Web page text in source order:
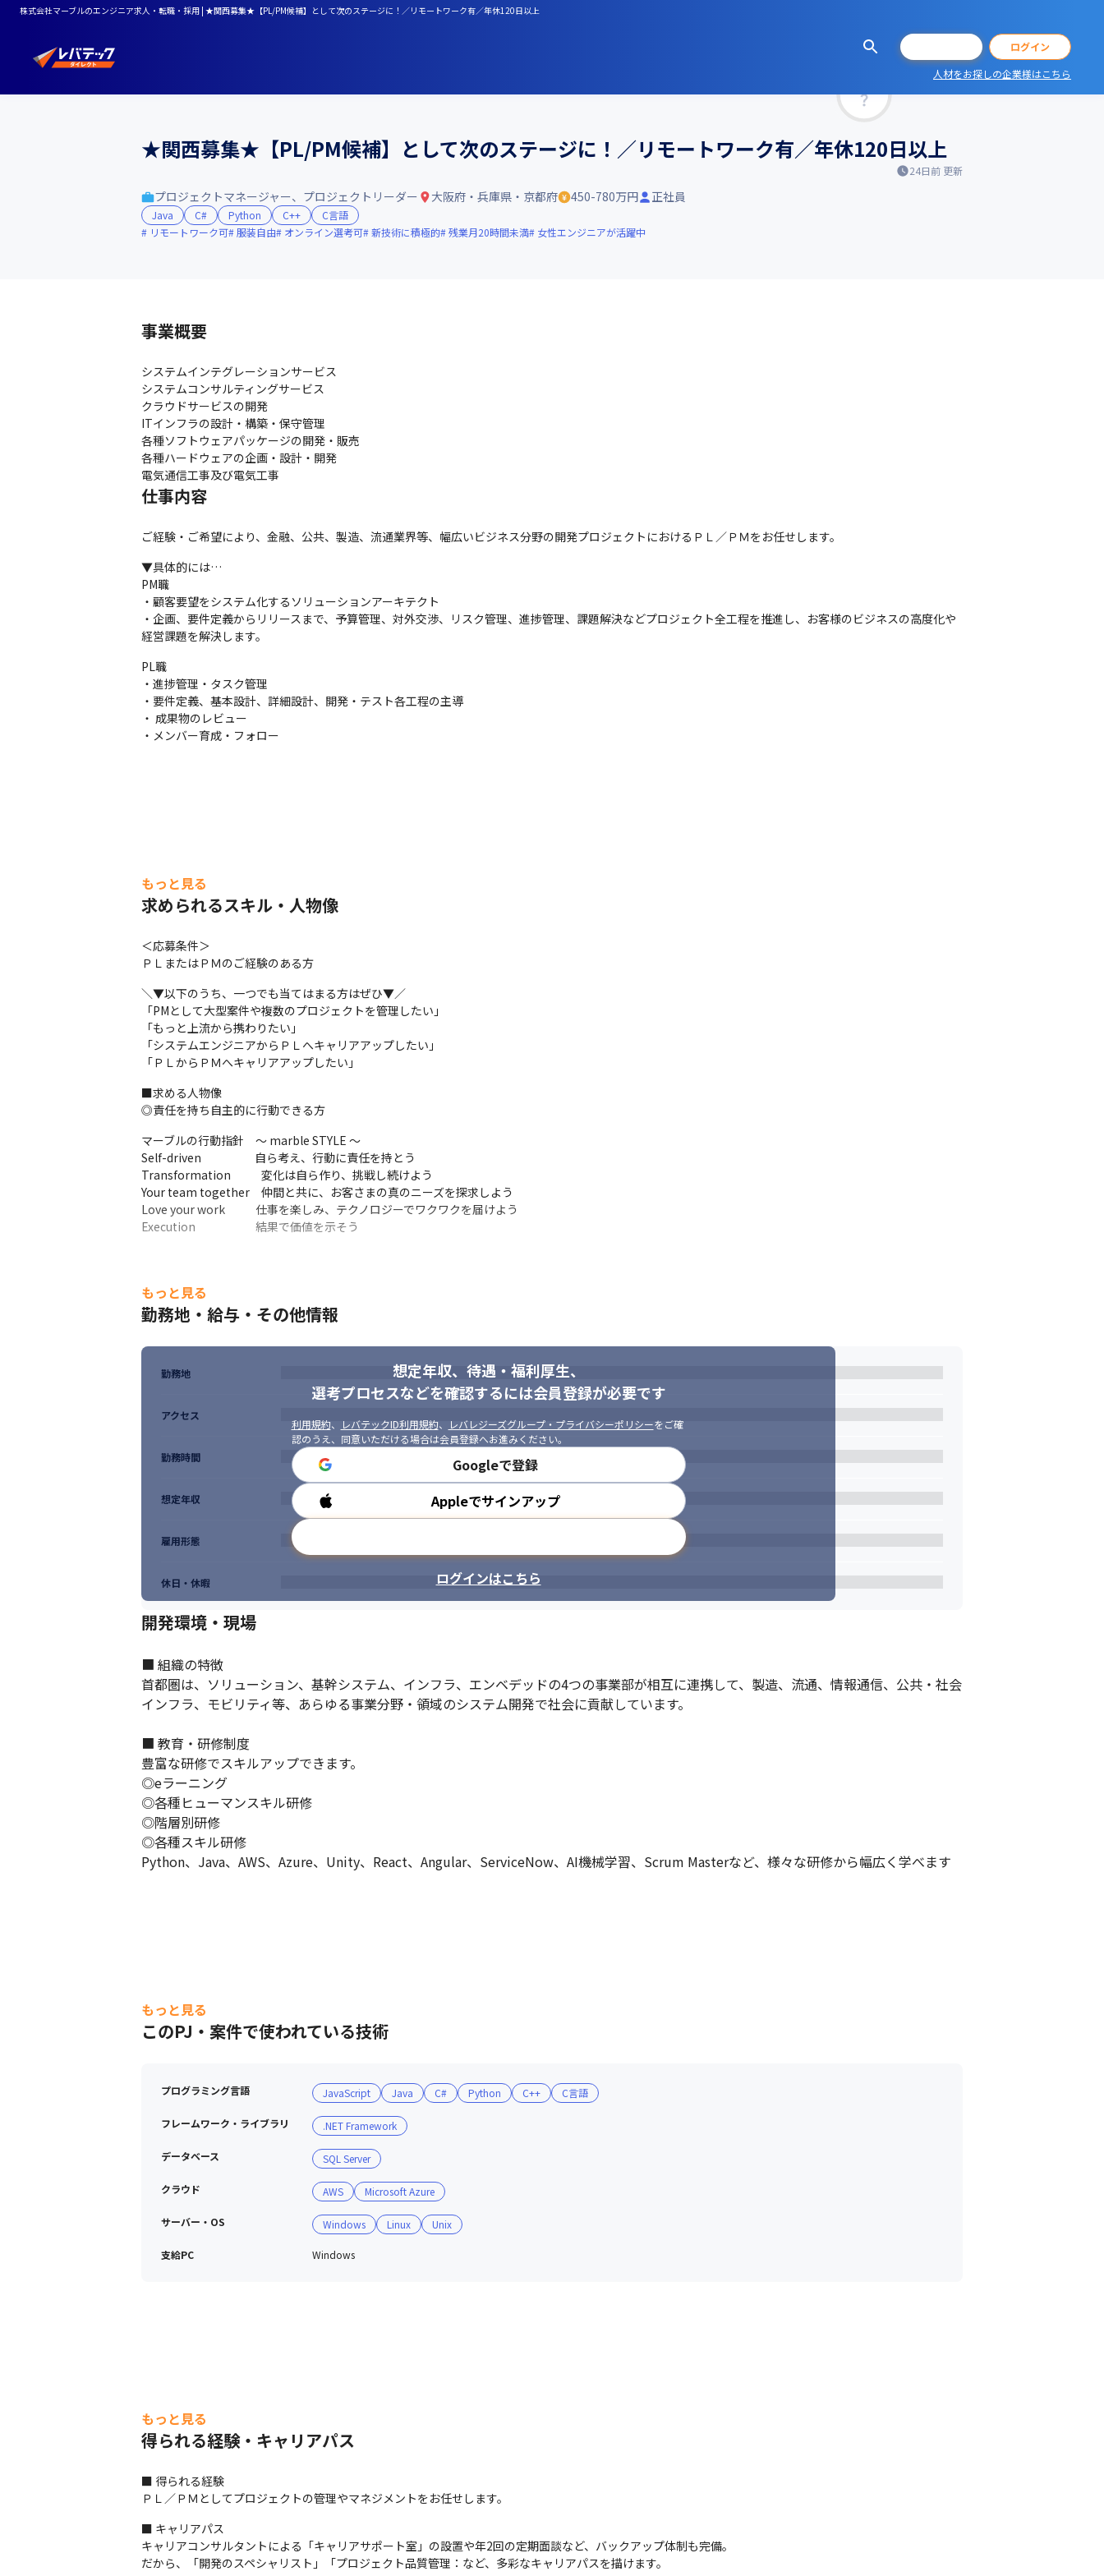
株式会社マーブルのエンジニア求人・転職・採用 | ★関西募集★【PL/PM候補】として次のステージに！／リモートワーク有／年休120日以上
ログイン
人材をお探しの企業様はこちら
★関西募集★【PL/PM候補】として次のステージに！／リモートワーク有／年休120日以上
24日前 更新
プロジェクトマネージャー、プロジェクトリーダー 大阪府・兵庫県・京都府 450-780万円 正社員
Java C# Python C++
C言語
リモートワーク可 服装自由 オンライン選考可 新技術に積極的 残業月20時間未満 女性エンジニアが活躍中
事業概要
システムインテグレーションサービス
システムコンサルティングサービス
クラウドサービスの開発
ITインフラの設計・構築・保守管理
各種ソフトウェアパッケージの開発・販売
各種ハードウェアの企画・設計・開発
電気通信工事及び電気工事
仕事内容
ご経験・ご希望により、金融、公共、製造、流通業界等、幅広いビジネス分野の開発プロジェクトにおけるＰＬ／ＰＭをお任せします。
▼具体的には…
PM職
・顧客要望をシステム化するソリューションアーキテクト
・企画、要件定義からリリースまで、予算管理、対外交渉、リスク管理、進捗管理、課題解決などプロジェクト全工程を推進し、お客様のビジネスの高度化や
経営課題を解決します。
PL職
・進捗管理・タスク管理
・要件定義、基本設計、詳細設計、開発・テスト各工程の主導
・ 成果物のレビュー
・メンバー育成・フォロー
もっと見る
求められるスキル・人物像
＜応募条件＞
ＰＬまたはＰＭのご経験のある方
＼▼以下のうち、一つでも当てはまる方はぜひ▼／
「PMとして大型案件や複数のプロジェクトを管理したい」
「もっと上流から携わりたい」
「システムエンジニアからＰＬへキャリアアップしたい」
「ＰＬからＰＭへキャリアアップしたい」
■求める人物像
◎責任を持ち自主的に行動できる方
マーブルの行動指針　～ marble STYLE ～
Self-driven　　　　   自ら考え、行動に責任を持とう
Transformation　　   変化は自ら作り、挑戦し続けよう
Your team together　仲間と共に、お客さまの真のニーズを探求しよう
Love your work　　   仕事を楽しみ、テクノロジーでワクワクを届けよう
Execution　　　　　 結果で価値を示そう
もっと見る
勤務地・給与・その他情報
想定年収、待遇・福利厚生、
選考プロセスなどを確認するには会員登録が必要です
利用規約、 レバテックID利用規約、 レバレジーズグループ・プライバシーポリシーをご確
認のうえ、同意いただける場合は会員登録へお進みください。
Googleで登録
Appleでサインアップ
ログインはこちら
勤務地
アクセス
勤務時間
想定年収
雇用形態
休日・休暇
開発環境・現場
■ 組織の特徴
首都圏は、ソリューション、基幹システム、インフラ、エンベデッドの4つの事業部が相互に連携して、製造、流通、情報通信、公共・社会
インフラ、モビリティ等、あらゆる事業分野・領域のシステム開発で社会に貢献しています。
■ 教育・研修制度
豊富な研修でスキルアップできます。
◎eラーニング
◎各種ヒューマンスキル研修
◎階層別研修
◎各種スキル研修
Python、Java、AWS、Azure、Unity、React、Angular、ServiceNow、AI機械学習、Scrum Masterなど、様々な研修から幅広く学べます
プログラミングで国を守る！
もっと見る
このPJ・案件で使われている技術
プログラミング言語 JavaScript Java C# Python C++ C言語
フレームワーク・ライブラリ .NET Framework
データベース SQL Server
クラウド AWS Microsoft Azure
サーバー・OS Windows Linux Unix
支給PC Windows
もっと見る
得られる経験・キャリアパス
■ 得られる経験
ＰＬ／ＰＭとしてプロジェクトの管理やマネジメントをお任せします。
■ キャリアパス
キャリアコンサルタントによる「キャリアサポート室」の設置や年2回の定期面談など、バックアップ体制も完備。
だから、「開発のスペシャリスト」「プロジェクト品質管理：など、多彩なキャリアパスを描けます。